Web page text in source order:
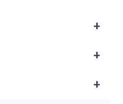
+
+
+